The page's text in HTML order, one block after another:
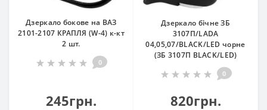
Дзеркало бокове на ВАЗ
2101-2107 КРАПЛЯ (W-4) к-кт
2 шт.
0
245грн.
Дзеркало бічне ЗБ
3107П/LADA
04,05,07/BLACK/LED чорне
(ЗБ 3107П BLACK/LED)
0
820грн.